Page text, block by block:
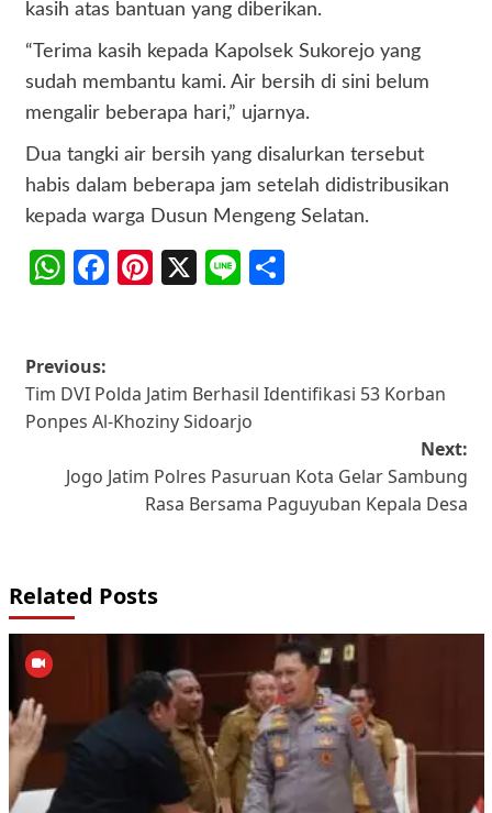
kasih atas bantuan yang diberikan.
“Terima kasih kepada Kapolsek Sukorejo yang
sudah membantu kami. Air bersih di sini belum
mengalir beberapa hari,” ujarnya.
Dua tangki air bersih yang disalurkan tersebut
habis dalam beberapa jam setelah didistribusikan
kepada warga Dusun Mengeng Selatan.
WhatsApp
Facebook
Pinterest
X Line
Post
navigation
Previous:
Tim DVI Polda Jatim Berhasil Identifikasi 53 Korban
Ponpes Al-Khoziny Sidoarjo
Next:
Jogo Jatim Polres Pasuruan Kota Gelar Sambung
Rasa Bersama Paguyuban Kepala Desa
Related Posts